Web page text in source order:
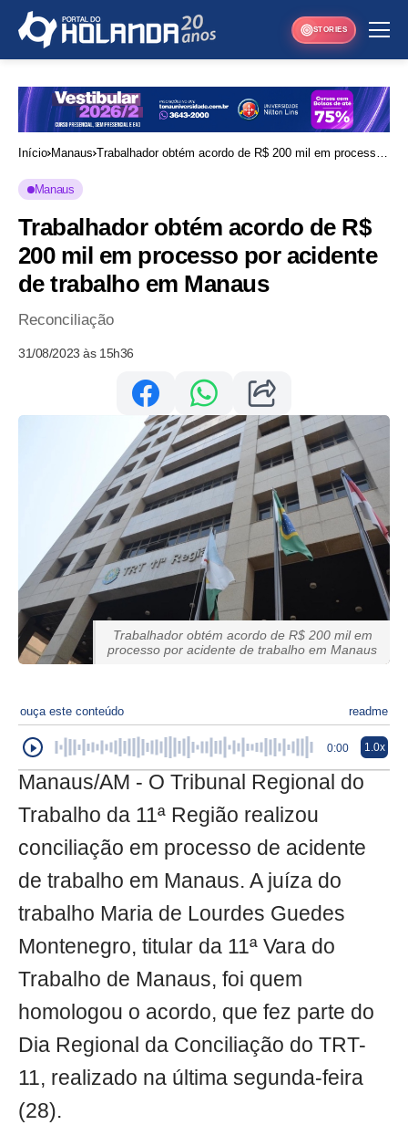
STORIES
Início Manaus Trabalhador obtém acordo de R$ 200 mil em processo
Manaus
Trabalhador obtém acordo de R$
200 mil em processo por acidente
de trabalho em Manaus
Reconciliação
31/08/2023 às 15h36
Trabalhador obtém acordo de R$ 200 mil em
processo por acidente de trabalho em Manaus
ouça este conteúdo readme
0:00 1.0x
Manaus/AM - O Tribunal Regional do
Trabalho da 11ª Região realizou
conciliação em processo de acidente
de trabalho em Manaus. A juíza do
trabalho Maria de Lourdes Guedes
Montenegro, titular da 11ª Vara do
Trabalho de Manaus, foi quem
homologou o acordo, que fez parte do
Dia Regional da Conciliação do TRT-
11, realizado na última segunda-feira
(28).